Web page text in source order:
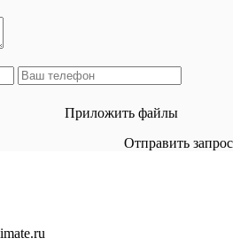
Приложить файлы
Отправить запрос